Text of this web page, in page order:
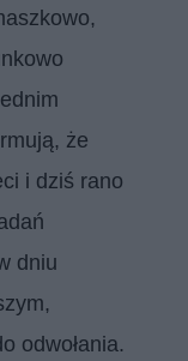
że
i dziś rano
dniu
odwołania.